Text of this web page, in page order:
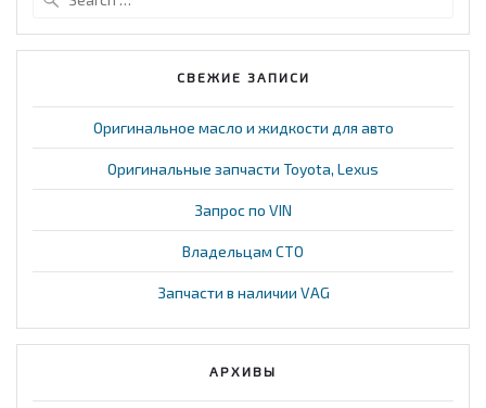
СВЕЖИЕ ЗАПИСИ
Оригинальное масло и жидкости для авто
Оригинальные запчасти Toyota, Lexus
Запрос по VIN
Владельцам СТО
Запчасти в наличии VAG
АРХИВЫ